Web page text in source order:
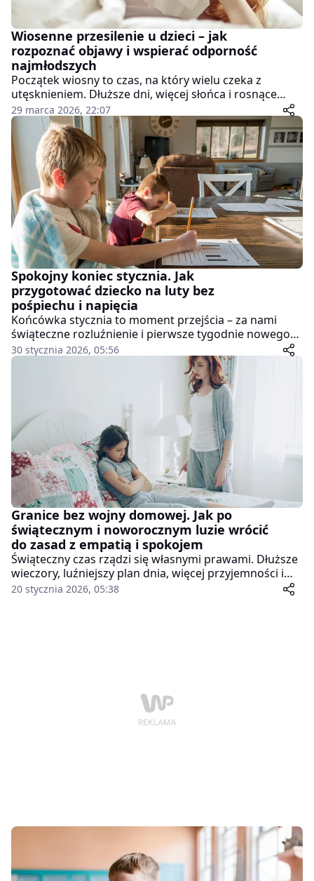
Wiosenne przesilenie u dzieci – jak
rozpoznać objawy i wspierać odporność
najmłodszych
Początek wiosny to czas, na który wielu czeka z
utęsknieniem. Dłuższe dni, więcej słońca i rosnące
temperatury sprzyjają aktywności na świeżym
powietrzu. Jednak dla organizmu – szczególnie dziecka
– to także okres intensywnej adaptacji. Właśnie wtedy
często pojawia się tzw. wiosenne przesilenie, które
może wpływać na samopoczucie, energię i odporność
najmłodszych.
29 marca 2026, 22:07
Spokojny koniec stycznia. Jak
przygotować dziecko na luty bez
pośpiechu i napięcia
Końcówka stycznia to moment przejścia – za nami
świąteczne rozluźnienie i pierwsze tygodnie nowego
roku, przed nami kolejny etap zimy, często z feriami
lub ich zakończeniem. Dla dzieci to czas zmian, które
choć z pozoru niewielkie, potrafią wyraźnie wpłynąć na
samopoczucie i zachowanie. Warto wykorzystać ten
moment, by zadbać o łagodną stabilizację
codzienności, zamiast narzucać nowe tempo i
oczekiwania.
30 stycznia 2026, 05:56
Granice bez wojny domowej. Jak po
świątecznym i noworocznym luzie wrócić
do zasad z empatią i spokojem
Świąteczny czas rządzi się własnymi prawami. Dłuższe
wieczory, luźniejszy plan dnia, więcej przyjemności i
odstępstw od codziennych zasad sprawiają, że dzieci
20 stycznia 2026, 05:38